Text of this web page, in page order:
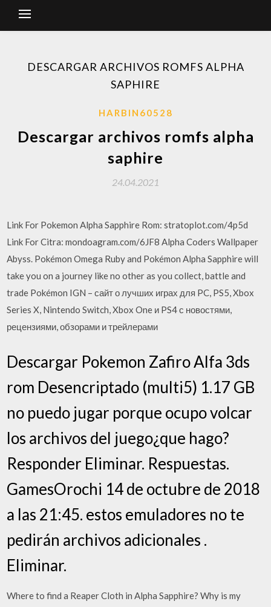
DESCARGAR ARCHIVOS ROMFS ALPHA
SAPHIRE
HARBIN60528
Descargar archivos romfs alpha
saphire
24.04.2021
Link For Pokemon Alpha Sapphire Rom: stratoplot.com/4p5d
Link For Citra: mondoagram.com/6JF8 Alpha Coders Wallpaper
Abyss. Pokémon Omega Ruby and Pokémon Alpha Sapphire will
take you on a journey like no other as you collect, battle and
trade Pokémon IGN – сайт о лучших играх для PC, PS5, Xbox
Series X, Nintendo Switch, Xbox One и PS4 с новостями,
рецензиями, обзорами и трейлерами
Descargar Pokemon Zafiro Alfa 3ds
rom Desencriptado (multi5) 1.17 GB
no puedo jugar porque ocupo volcar
los archivos del juego¿que hago?
Responder Eliminar. Respuestas.
GamesOrochi 14 de octubre de 2018
a las 21:45. estos emuladores no te
pedirán archivos adicionales .
Eliminar.
Where to find a Reaper Cloth in Alpha Sapphire? Why is my